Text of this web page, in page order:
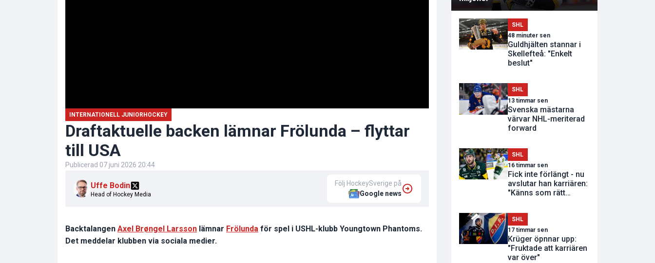
INTERNATIONELL JUNIORHOCKEY
Draftaktuelle backen lämnar Frölunda – flyttar
till USA
Publicerad 07 juni 2026 20:44
Uffe Bodin
Head of Hockey Media
Följ HockeySverige på
Google news
Backtalangen Axel Brøngel Larsson lämnar Frölunda för spel i USHL-klubb Youngtown Phantoms.
Det meddelar klubben via sociala medier.
SHL
48 minuter sen
Guldhjälten stannar i
Skellefteå: "Enkelt
beslut"
SHL
13 timmar sen
Svenska mästarna
värvar NHL-meriterad
forward
SHL
16 timmar sen
Fick inte förlängt - nu
avslutar han karriären:
"Känns som rätt
SHL
17 timmar sen
Krüger öpnnar upp:
"Fruktade att karriären
var över"